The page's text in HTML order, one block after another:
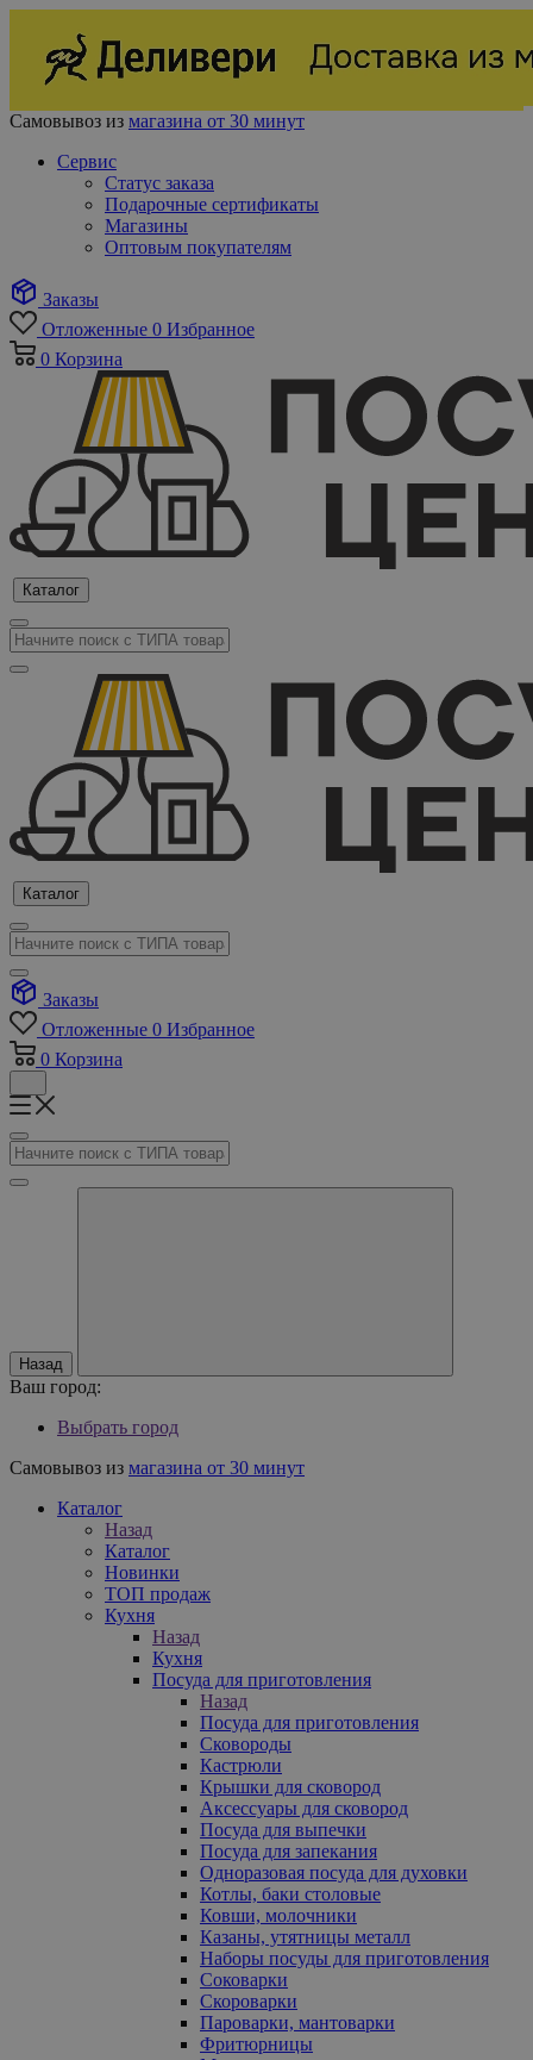
Самовывоз из магазина от 30 минут
Сервис
Статус заказа
Подарочные сертификаты
Магазины
Оптовым покупателям
Заказы
Отложенные 0 Избранное
0 Корзина
Каталог
Каталог
Заказы
Отложенные 0 Избранное
0 Корзина
Назад
Ваш город:
Выбрать город
Самовывоз из магазина от 30 минут
Каталог
Назад
Каталог
Новинки
ТОП продаж
Кухня
Назад
Кухня
Посуда для приготовления
Назад
Посуда для приготовления
Сковороды
Кастрюли
Крышки для сковород
Аксессуары для сковород
Посуда для выпечки
Посуда для запекания
Одноразовая посуда для духовки
Котлы, баки столовые
Ковши, молочники
Казаны, утятницы металл
Наборы посуды для приготовления
Соковарки
Скороварки
Пароварки, мантоварки
Фритюрницы